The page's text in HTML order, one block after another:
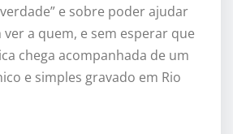
e sobre poder ajudar
a quem, e sem esperar que
chega acompanhada de um
e simples gravado em Rio